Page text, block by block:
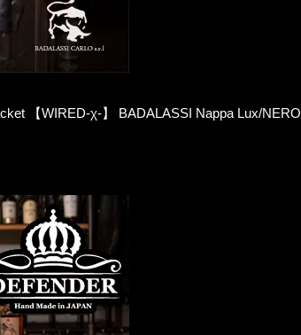
【WIRED-χ-】 BADALASSI Nappa Lux/NERO